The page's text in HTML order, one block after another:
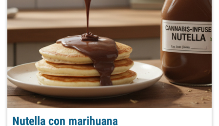
Nutella con marihuana